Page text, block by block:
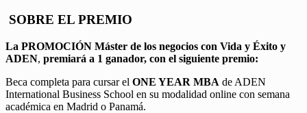
SOBRE EL PREMIO
La PROMOCIÓN Máster de los negocios con Vida y Éxito y
ADEN, premiará a 1 ganador, con el siguiente premio:
Beca completa para cursar el ONE YEAR MBA de ADEN
International Business School en su modalidad online con semana
académica en Madrid o Panamá.